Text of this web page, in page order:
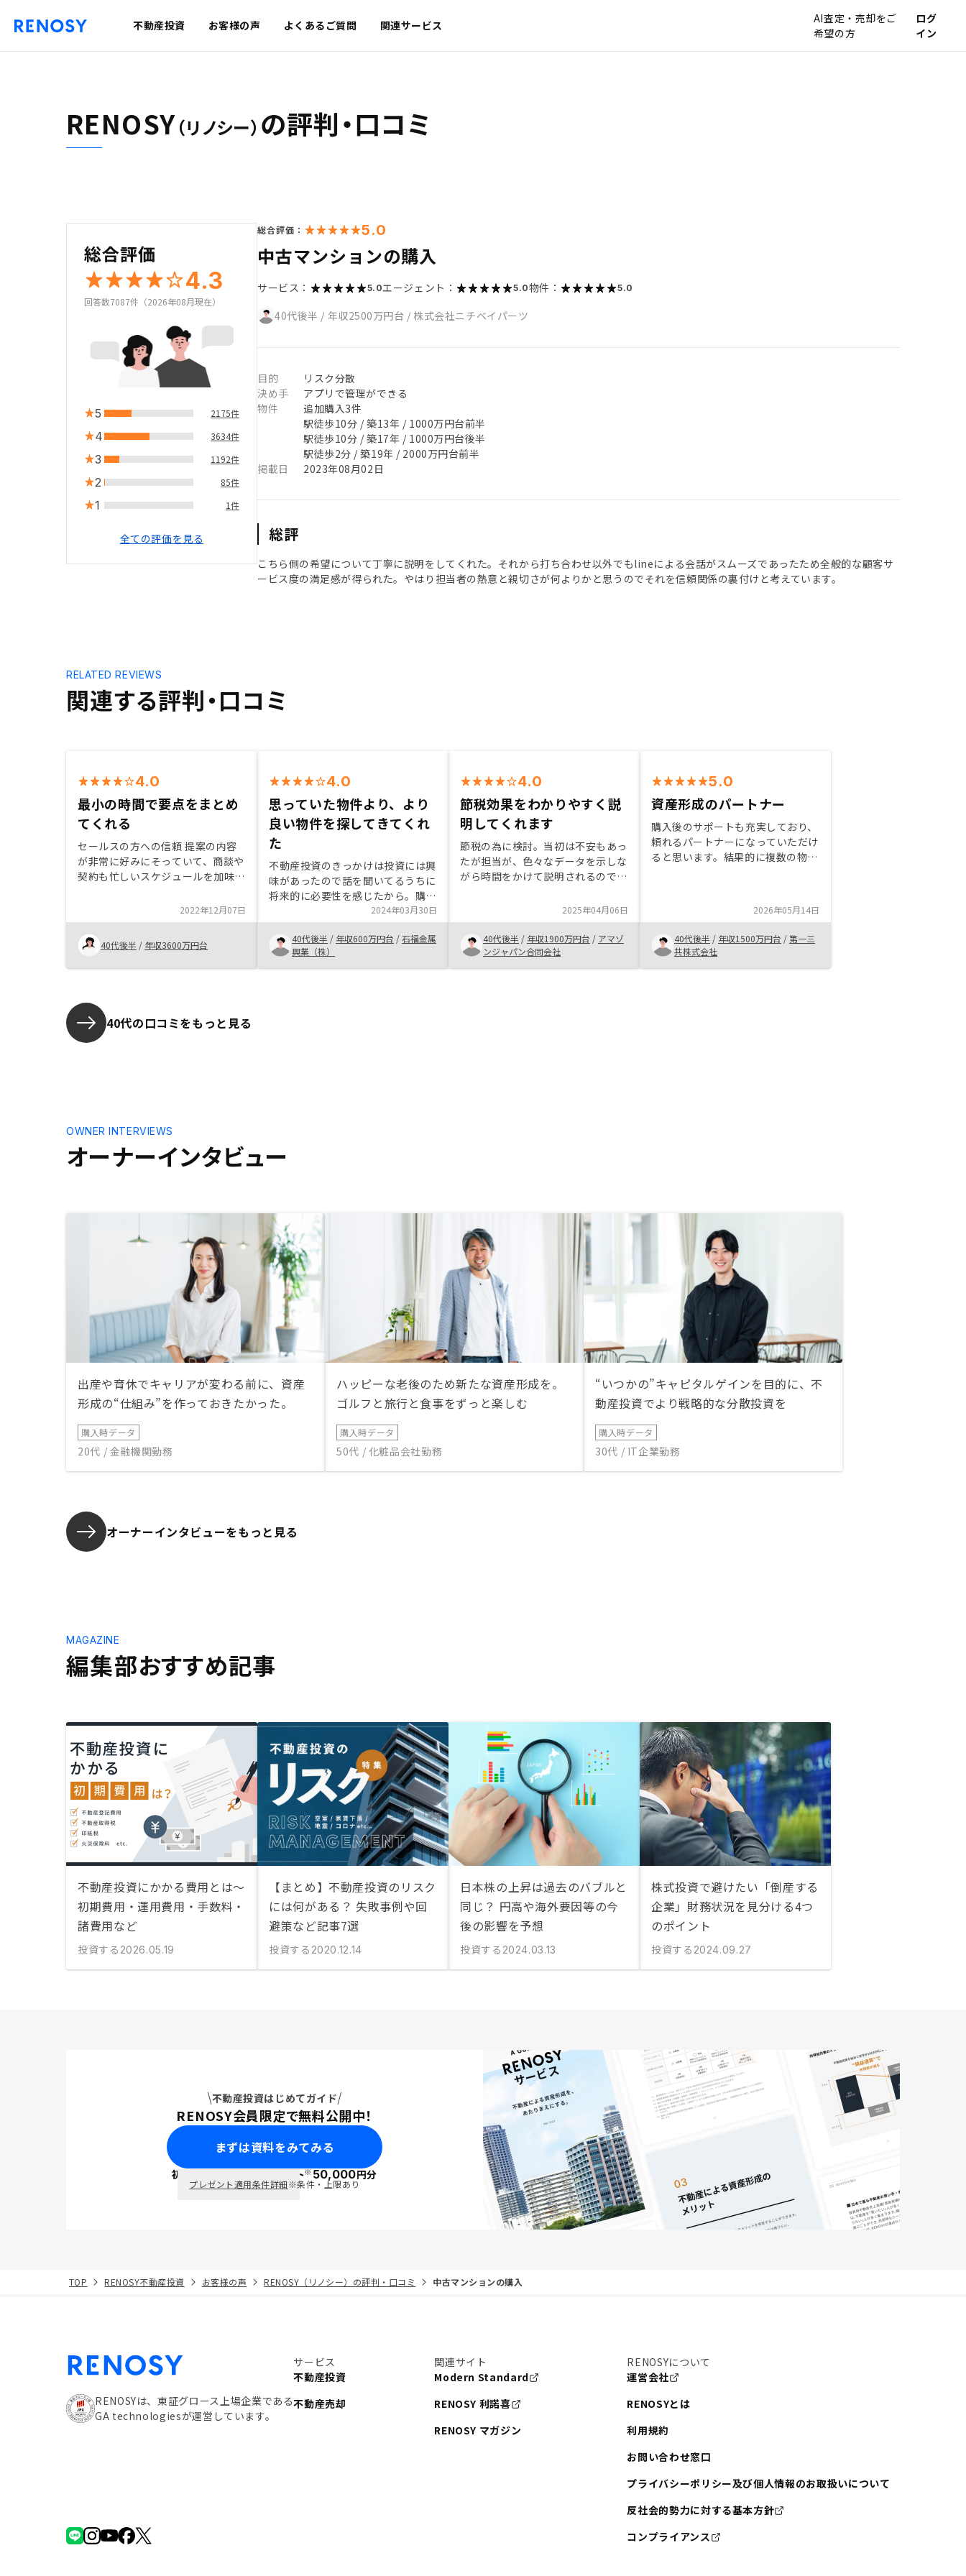
不動産投資 お客様の声 よくあるご質問 関連サービス
AI査定・売却をご
希望の方
ログ
イン
RENOSY（リノシー） の評判・口コミ
総合評価
4.3
回答数7087件（2026年08月現在）
5 2175件
4 3634件
3 1192件
2 85件
1 1件
全ての評価を見る
総合評価： 5.0
中古マンションの購入
サービス： 5.0エージェント： 5.0物件： 5.0
40代後半 / 年収2500万円台 / 株式会社ニチベイパーツ
目的
リスク分散
決め手
アプリで管理ができる
物件
追加購入3件
駅徒歩10分 / 築13年 / 1000万円台前半
駅徒歩10分 / 築17年 / 1000万円台後半
駅徒歩2分 / 築19年 / 2000万円台前半
掲載日
2023年08月02日
総評
こちら側の希望について丁寧に説明をしてくれた。それから打ち合わせ以外でもlineによる会話がスムーズであったため全般的な顧客サ
ービス度の満足感が得られた。やはり担当者の熱意と親切さが何よりかと思うのでそれを信頼関係の裏付けと考えています。
関連する評判・口コミ
RELATED REVIEWS
4.0
最小の時間で要点をまとめ
てくれる
セールスの方への信頼 提案の内容
が非常に好みにそっていて、商談や
契約も忙しいスケジュールを加味し
す。契約もスムーズで短時間で出来
るように考慮してくれます。 シュ
ミレーションによりどのような利益
不利益が有るかクリアです。リスク
回避の提案
2022年12月07日
40代後半 / 年収3600万円台
4.0
思っていた物件より、より
良い物件を探してきてくれ
た
不動産投資のきっかけは投資には興
味があったので話を聞いてるうちに
将来的に必要性を感じたから。購入
の経緯は老後の年金対策に不安を感
じていたところ、分かりやすく丁寧
に説明をして頂いた事に好感を持て
たのと確定拠出年金の相談にも乗っ
て頂き、担当者さんとコミュニケー
2024年03月30日
40代後半 / 年収600万円台 /石福金属
興業（株）
4.0
節税効果をわかりやすく説
明してくれます
節税の為に検討。当初は不安もあっ
たが担当が、色々なデータを示しな
がら時間をかけて説明されるので最
についても必要な事 そうでない事
をしっかり伝えてくてるので非常に
助かりました。
2025年04月06日
40代後半 / 年収1900万円台 / アマゾ
ンジャパン合同会社
5.0
資産形成のパートナー
購入後のサポートも充実しており、
頼れるパートナーになっていただけ
ると思います。結果的に複数の物件
長や将来性についても丁寧にご説明
いただけました。特にありません。
2026年05月14日
40代後半 / 年収1500万円台 /第一三
共株式会社
40代の口コミをもっと見る
オーナーインタビュー
OWNER INTERVIEWS
出産や育休でキャリアが変わる前に、資産
形成の“仕組み”を作っておきたかった。
購入時データ
20代 / 金融機関勤務
ハッピーな老後のため新たな資産形成を。
ゴルフと旅行と食事をずっと楽しむ
購入時データ
50代 / 化粧品会社勤務
“いつかの”キャピタルゲインを目的に、不
動産投資でより戦略的な分散投資を
購入時データ
30代 / IT企業勤務
オーナーインタビューをもっと見る
編集部おすすめ記事
MAGAZINE
不動産投資にかかる費用とは〜
初期費用・運用費用・手数料・
諸費用など
投資する 2026.05.19
【まとめ】不動産投資のリスク
には何がある？ 失敗事例や回
避策など記事7選
投資する 2020.12.14
日本株の上昇は過去のバブルと
同じ？ 円高や海外要因等の今
後の影響を予想
投資する 2024.03.13
株式投資で避けたい「倒産する
企業」財務状況を見分ける4つ
のポイント
投資する 2024.09.27
不動産投資はじめてガイド
RENOSY会員限定で無料公開中！
まずは資料をみてみる
初回面談で ポイント※50,000円分
プレゼント適用条件詳細※条件・上限あり
TOP RENOSY不動産投資 お客様の声 RENOSY（リノシー）の評判・口コミ 中古マンションの購入
RENOSYは、東証グロース上場企業である
GA technologiesが運営しています。
サービス
不動産投資
不動産売却
関連サイト
Modern Standard
RENOSY 利諾喜
RENOSY マガジン
RENOSYについて
運営会社
RENOSYとは
利用規約
お問い合わせ窓口
プライバシーポリシー及び個人情報のお取扱いについて
反社会的勢力に対する基本方針
コンプライアンス